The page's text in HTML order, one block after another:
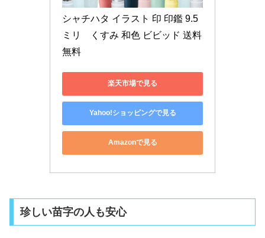
シャチハタ イラスト 印 印鑑 9.5
ミリ　くすみ 和色 ビビッド 送料
無料
楽天市場で見る
Yahoo!ショッピングで見る
Amazonで見る
珍しい苗字の人も安心